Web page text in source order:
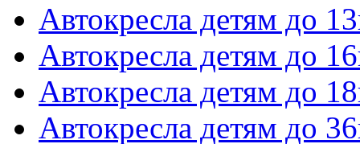
Автокресла детям до
Автокресла детям до
Автокресла детям до
Автокресла детям до